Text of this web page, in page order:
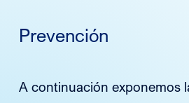
Prevención
A continuación exponemos